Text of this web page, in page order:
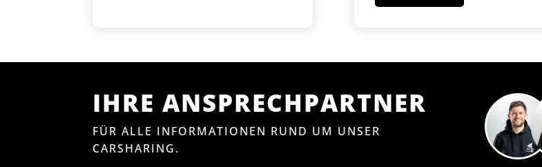
IHRE ANSPRECHPARTNER
FÜR ALLE INFORMATIONEN RUND UM UNSER
CARSHARING.